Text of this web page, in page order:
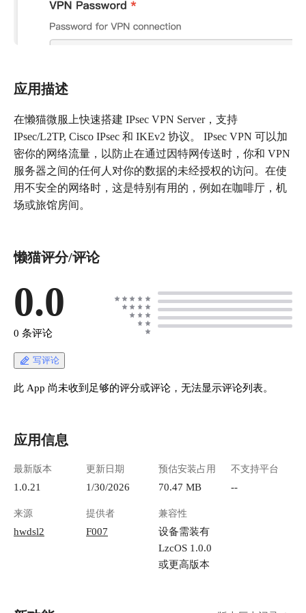
应用描述
在懒猫微服上快速搭建 IPsec VPN Server，支持
IPsec/L2TP, Cisco IPsec 和 IKEv2 协议。 IPsec VPN 可以加
密你的网络流量，以防止在通过因特网传送时，你和 VPN
服务器之间的任何人对你的数据的未经授权的访问。在使
用不安全的网络时，这是特别有用的，例如在咖啡厅，机
场或旅馆房间。
懒猫评分/评论
0.0
0 条评论
写评论
此 App 尚未收到足够的评分或评论，无法显示评论列表。
应用信息
最新版本
1.0.21
更新日期
1/30/2026
预估安装占用
70.47 MB
不支持平台
--
来源
hwdsl2
提供者
F007
兼容性
设备需装有
LzcOS 1.0.0
或更高版本